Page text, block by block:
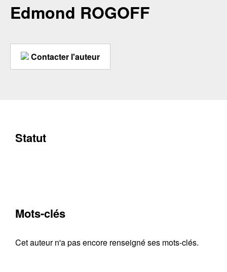
Edmond ROGOFF
Contacter l'auteur
Statut
Mots-clés
Cet auteur n'a pas encore renseigné ses mots-clés.